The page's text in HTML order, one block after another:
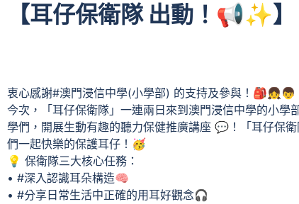
【耳仔保衛隊 出動！📢✨】
衷心感謝#澳門浸信中學(小學部) 的支持及參與！🎒👧👦
今次，「耳仔保衛隊」一連兩日來到澳門浸信中學的小
學們，開展生動有趣的聽力保健推廣講座 💬！「耳仔保
們一起快樂的保護耳仔！🥳
💡 保衛隊三大核心任務：
• #深入認識耳朵構造🧠
• #分享日常生活中正確的用耳好觀念🎧